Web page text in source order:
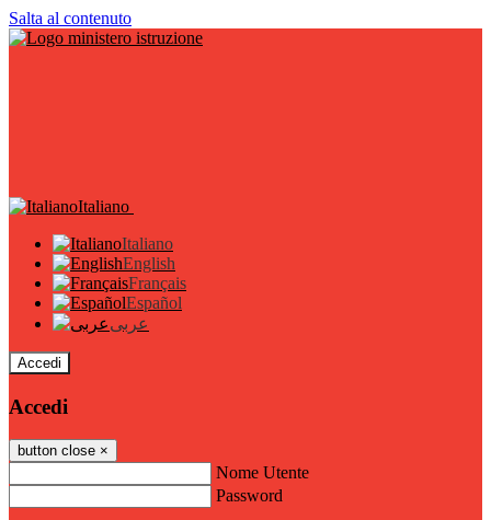
Salta al contenuto
Italiano
Italiano
English
Français
Español
عربى
Accedi
Accedi
button close ×
Nome Utente
Password